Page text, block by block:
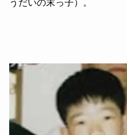
うだいの末っ子）。